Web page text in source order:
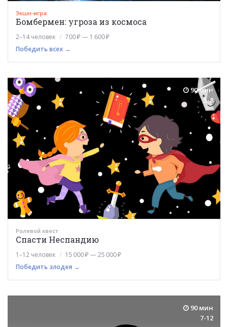
Экшн-игра
Бомбермен: угроза из космоса
2–14 человек
700 ₽ — 1 600 ₽
Победить всех →
90 мин
5-8
Ролевой квест
Спасти Неспандию
1–12 человек
15 000 ₽ — 25 000 ₽
Победить злодея →
90 мин
7-12